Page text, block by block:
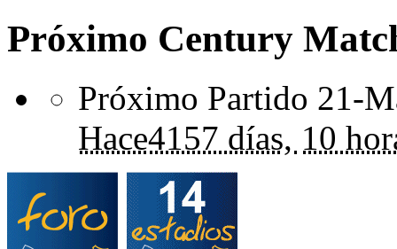
Próximo Century
Próximo Partido 21-
Hace4157 días, 10